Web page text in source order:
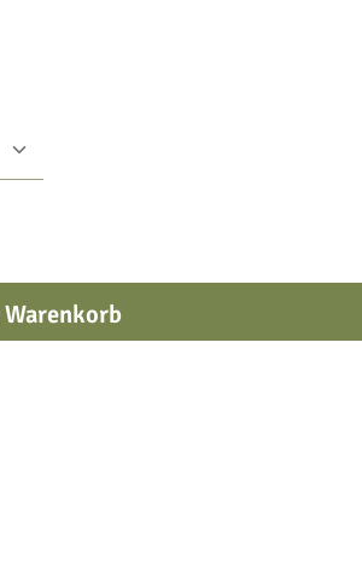
Wert ein oder benutze
Warenkorb